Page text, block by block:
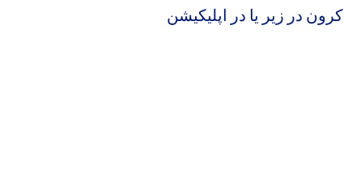
پایه ترافیک تا آزمون رانندگی را به شما ارائه می‌دهیم – اولین جلسه رانندگی خود را از 650 کرون در زیر یا در اپلیکیشن